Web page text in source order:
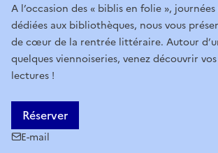
A l’occasion des « biblis en folie »,
dédiées aux bibliothèques, nous vous
de cœur de la rentrée littéraire. Autour
quelques viennoiseries, venez découvrir
lectures !
Réserver
E-mail